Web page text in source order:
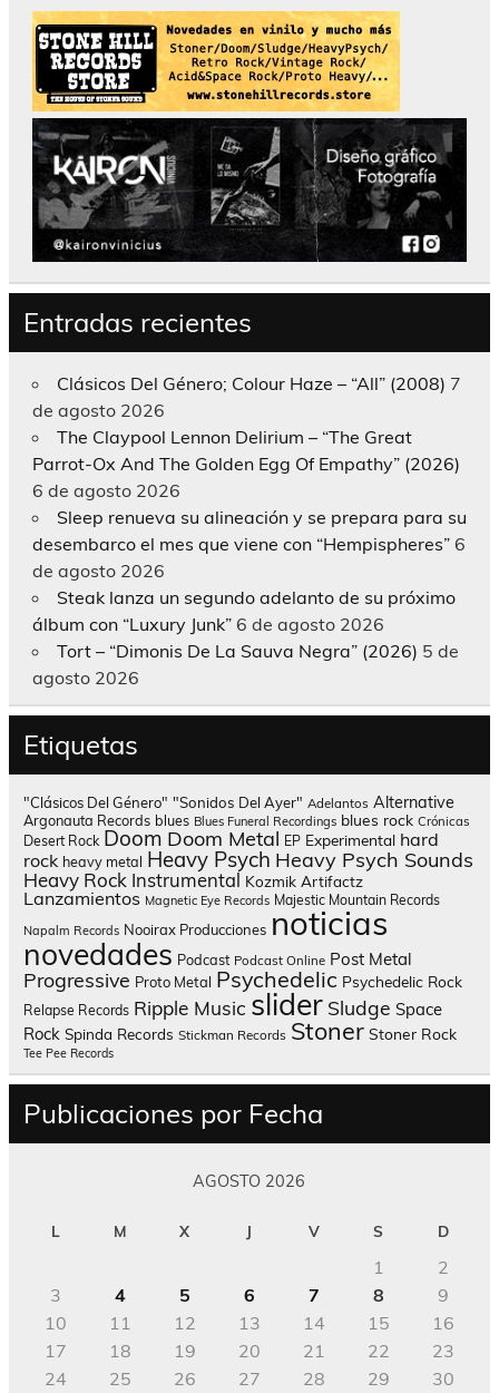
Entradas recientes
Clásicos Del Género; Colour Haze – “All” (2008) 7
de agosto 2026
The Claypool Lennon Delirium – “The Great
Parrot-Ox And The Golden Egg Of Empathy” (2026)
6 de agosto 2026
Sleep renueva su alineación y se prepara para su
desembarco el mes que viene con “Hempispheres” 6
de agosto 2026
Steak lanza un segundo adelanto de su próximo
álbum con “Luxury Junk” 6 de agosto 2026
Tort – “Dimonis De La Sauva Negra” (2026) 5 de
agosto 2026
Etiquetas
"Clásicos Del Género" "Sonidos Del Ayer" Adelantos Alternative
Argonauta Records blues Blues Funeral Recordings blues rock Crónicas
Desert Rock Doom Doom Metal EP Experimental hard
rock heavy metal Heavy Psych Heavy Psych Sounds
Heavy Rock Instrumental Kozmik Artifactz
Lanzamientos Magnetic Eye Records Majestic Mountain Records
Napalm Records Nooirax Producciones noticias
novedades Podcast Podcast Online Post Metal
Progressive Proto Metal Psychedelic Psychedelic Rock
Relapse Records Ripple Music slider Sludge Space
Rock Spinda Records Stickman Records Stoner Stoner Rock
Tee Pee Records
Publicaciones por Fecha
AGOSTO 2026
L M X J V S D
1
2
3
4 5 6 7 8
9
10
11 12 13 14 15
16
17
18 19 20 21 22
23
24
25 26 27 28 29
30